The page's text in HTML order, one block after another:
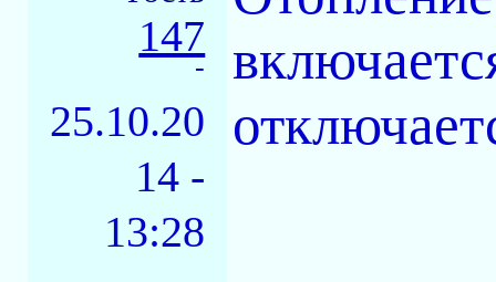
147
-
25.10.20
14 -
13:28